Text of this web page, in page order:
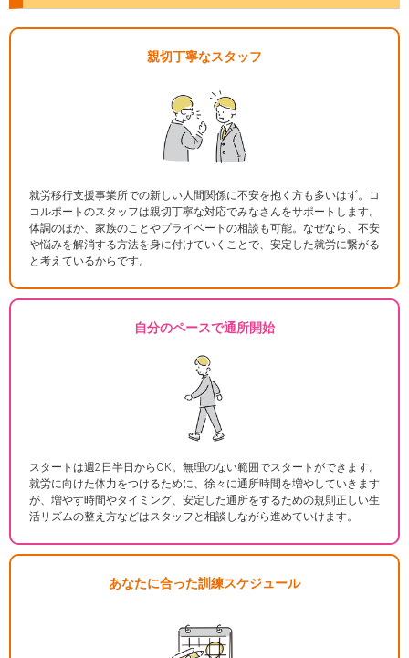
親切丁寧なスタッフ
就労移行支援事業所での新しい人間関係に不安を抱く方も多いはず。コ
コルポートのスタッフは親切丁寧な対応でみなさんをサポートします。
体調のほか、家族のことやプライベートの相談も可能。なぜなら、不安
や悩みを解消する方法を身に付けていくことで、安定した就労に繋がる
と考えているからです。
自分のペースで通所開始
スタートは週2日半日からOK。無理のない範囲でスタートができます。
就労に向けた体力をつけるために、徐々に通所時間を増やしていきます
が、増やす時間やタイミング、安定した通所をするための規則正しい生
活リズムの整え方などはスタッフと相談しながら進めていけます。
あなたに合った訓練スケジュール